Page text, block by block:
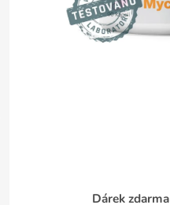
Dárek zdarma